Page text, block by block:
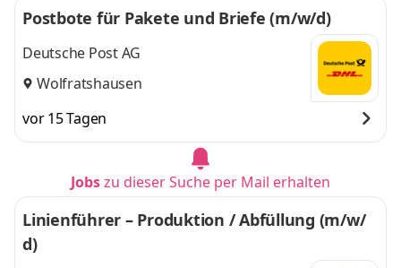
Postbote für Pakete und Briefe (m/w/d)
Deutsche Post AG
Wolfratshausen
vor 15 Tagen
Jobszu dieser Suche per Mail erhalten
Linienführer – Produktion / Abfüllung (m/w/
d)